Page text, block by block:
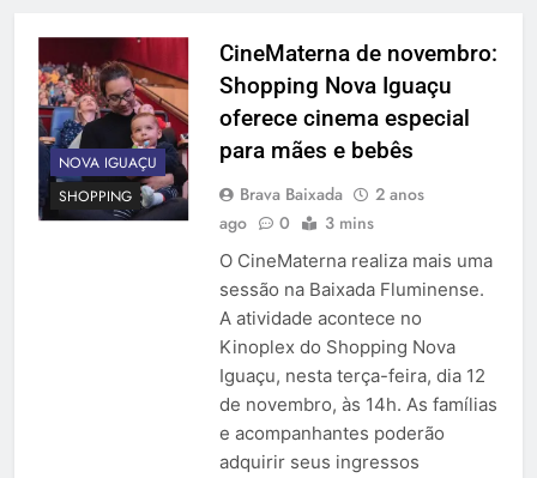
NOVA IGUAÇU
SHOPPING
CineMaterna de novembro:
Shopping Nova Iguaçu
oferece cinema especial
para mães e bebês
Brava Baixada
2 anos
ago
0 3 mins
O CineMaterna realiza mais uma
sessão na Baixada Fluminense.
A atividade acontece no
Kinoplex do Shopping Nova
Iguaçu, nesta terça-feira, dia 12
de novembro, às 14h. As famílias
e acompanhantes poderão
adquirir seus ingressos